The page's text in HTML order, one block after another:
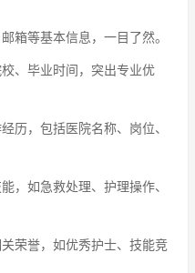
箱等基本信息，一目了然。
、毕业时间，突出专业优
历，包括医院名称、岗位、
，如急救处理、护理操作、
荣誉，如优秀护士、技能竞